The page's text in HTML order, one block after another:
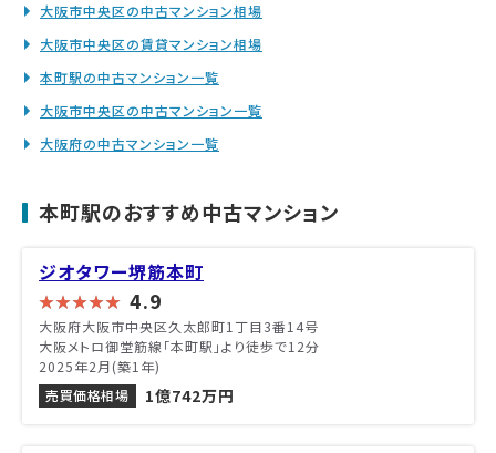
大阪市中央区の中古マンション相場
大阪市中央区の賃貸マンション相場
本町駅の中古マンション一覧
大阪市中央区の中古マンション一覧
大阪府の中古マンション一覧
本町駅のおすすめ中古マンション
ジオタワー堺筋本町
4.9
大阪府大阪市中央区久太郎町1丁目3番14号
大阪メトロ御堂筋線「本町駅」より徒歩で12分
2025年2月(築1年)
売買価格相場
1億742万円